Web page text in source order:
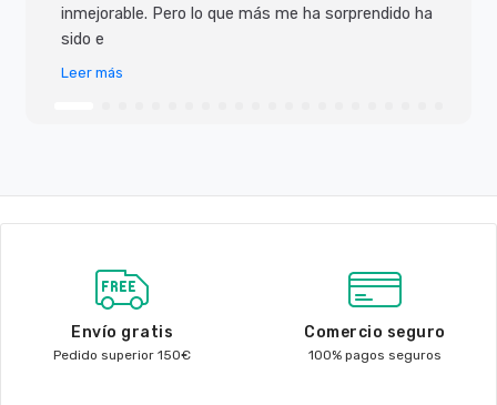
inmejorable. Pero lo que más me ha sorprendido ha
sido e
Leer más
Envío gratis
Pedido superior 150€
Comercio seguro
100% pagos seguros